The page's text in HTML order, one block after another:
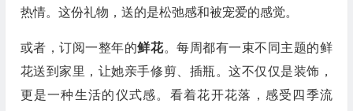
热情。这份礼物，送的是松弛感和被宠爱的感觉。
或者，订阅一整年的鲜花。每周都有一束不同主题的鲜
花送到家里，让她亲手修剪、插瓶。这不仅仅是装饰，
更是一种生活的仪式感。看着花开花落，感受四季流